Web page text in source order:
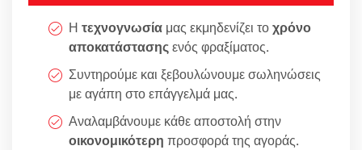
Η τεχνογνωσία μας εκμηδενίζει τοχρόνο
αποκατάστασηςενός φραξίματος.
Συντηρούμε και ξεβουλώνουμε σωληνώσεις
με αγάπη στο επάγγελμά μας.
Αναλαμβάνουμε κάθε αποστολή στην
οικονομικότερη προσφορά της αγοράς.